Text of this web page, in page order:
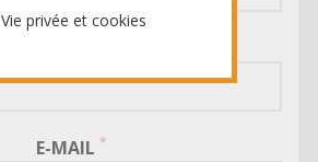
E-MAIL
Vie privée et cookies